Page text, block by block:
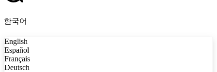
한국어
English
Español
Français
Deutsch